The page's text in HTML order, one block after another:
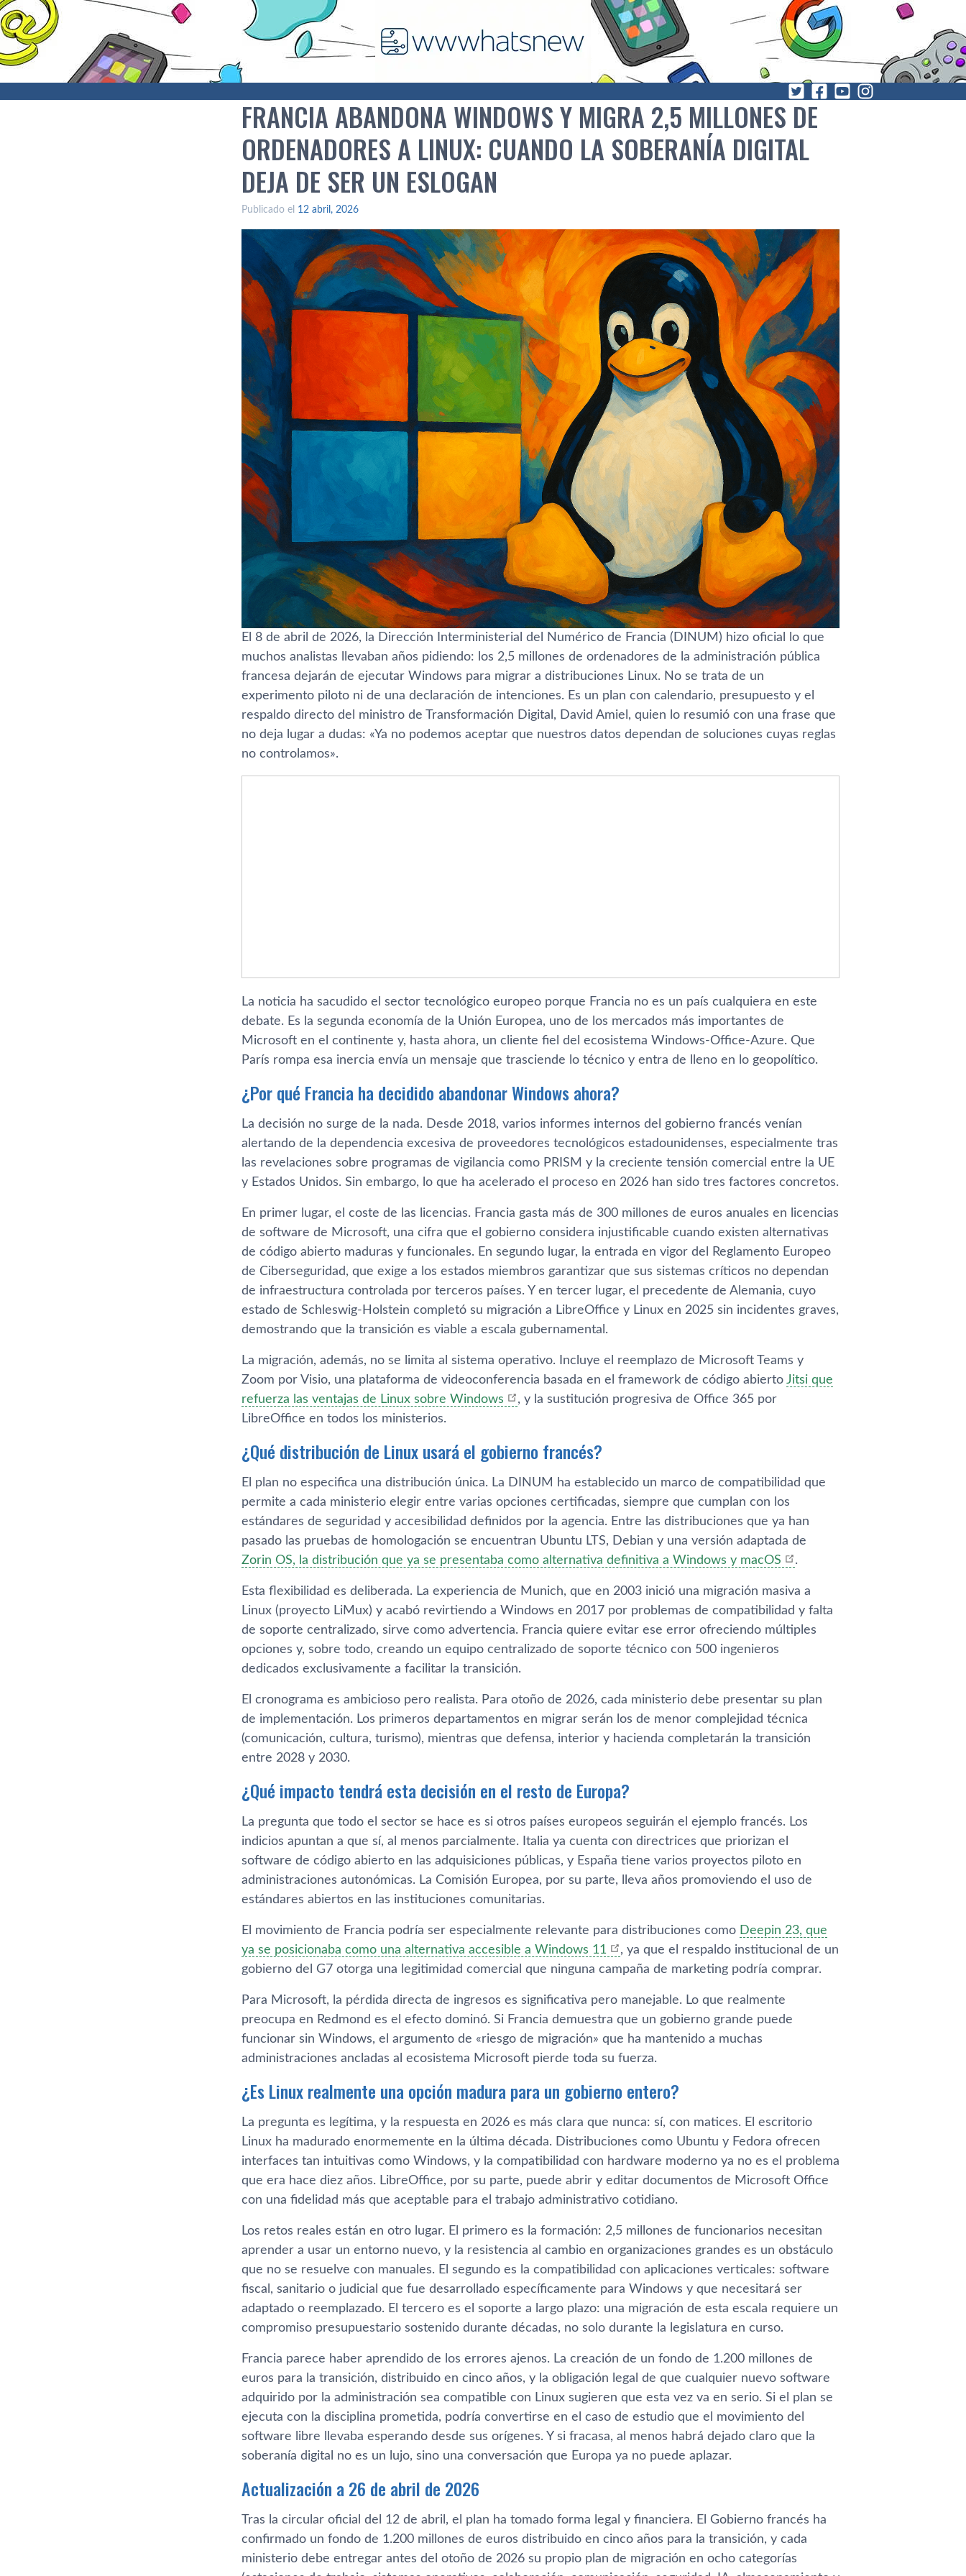
FRANCIA ABANDONA WINDOWS Y MIGRA 2,5 MILLONES DE
ORDENADORES A LINUX: CUANDO LA SOBERANÍA DIGITAL
DEJA DE SER UN ESLOGAN
Publicado el 12 abril, 2026
El 8 de abril de 2026, la Dirección Interministerial del Numérico de Francia (DINUM) hizo oficial lo que
muchos analistas llevaban años pidiendo: los 2,5 millones de ordenadores de la administración pública
francesa dejarán de ejecutar Windows para migrar a distribuciones Linux. No se trata de un
experimento piloto ni de una declaración de intenciones. Es un plan con calendario, presupuesto y el
respaldo directo del ministro de Transformación Digital, David Amiel, quien lo resumió con una frase que
no deja lugar a dudas: «Ya no podemos aceptar que nuestros datos dependan de soluciones cuyas reglas
no controlamos».
La noticia ha sacudido el sector tecnológico europeo porque Francia no es un país cualquiera en este
debate. Es la segunda economía de la Unión Europea, uno de los mercados más importantes de
Microsoft en el continente y, hasta ahora, un cliente fiel del ecosistema Windows-Office-Azure. Que
París rompa esa inercia envía un mensaje que trasciende lo técnico y entra de lleno en lo geopolítico.
¿Por qué Francia ha decidido abandonar Windows ahora?
La decisión no surge de la nada. Desde 2018, varios informes internos del gobierno francés venían
alertando de la dependencia excesiva de proveedores tecnológicos estadounidenses, especialmente tras
las revelaciones sobre programas de vigilancia como PRISM y la creciente tensión comercial entre la UE
y Estados Unidos. Sin embargo, lo que ha acelerado el proceso en 2026 han sido tres factores concretos.
En primer lugar, el coste de las licencias. Francia gasta más de 300 millones de euros anuales en licencias
de software de Microsoft, una cifra que el gobierno considera injustificable cuando existen alternativas
de código abierto maduras y funcionales. En segundo lugar, la entrada en vigor del Reglamento Europeo
de Ciberseguridad, que exige a los estados miembros garantizar que sus sistemas críticos no dependan
de infraestructura controlada por terceros países. Y en tercer lugar, el precedente de Alemania, cuyo
estado de Schleswig-Holstein completó su migración a LibreOffice y Linux en 2025 sin incidentes graves,
demostrando que la transición es viable a escala gubernamental.
La migración, además, no se limita al sistema operativo. Incluye el reemplazo de Microsoft Teams y
Zoom por Visio, una plataforma de videoconferencia basada en el framework de código abierto Jitsi que
refuerza las ventajas de Linux sobre Windows
, y la sustitución progresiva de Office 365 por
LibreOffice en todos los ministerios.
¿Qué distribución de Linux usará el gobierno francés?
El plan no especifica una distribución única. La DINUM ha establecido un marco de compatibilidad que
permite a cada ministerio elegir entre varias opciones certificadas, siempre que cumplan con los
estándares de seguridad y accesibilidad definidos por la agencia. Entre las distribuciones que ya han
pasado las pruebas de homologación se encuentran Ubuntu LTS, Debian y una versión adaptada de
Zorin OS, la distribución que ya se presentaba como alternativa definitiva a Windows y macOS
.
Esta flexibilidad es deliberada. La experiencia de Munich, que en 2003 inició una migración masiva a
Linux (proyecto LiMux) y acabó revirtiendo a Windows en 2017 por problemas de compatibilidad y falta
de soporte centralizado, sirve como advertencia. Francia quiere evitar ese error ofreciendo múltiples
opciones y, sobre todo, creando un equipo centralizado de soporte técnico con 500 ingenieros
dedicados exclusivamente a facilitar la transición.
El cronograma es ambicioso pero realista. Para otoño de 2026, cada ministerio debe presentar su plan
de implementación. Los primeros departamentos en migrar serán los de menor complejidad técnica
(comunicación, cultura, turismo), mientras que defensa, interior y hacienda completarán la transición
entre 2028 y 2030.
¿Qué impacto tendrá esta decisión en el resto de Europa?
La pregunta que todo el sector se hace es si otros países europeos seguirán el ejemplo francés. Los
indicios apuntan a que sí, al menos parcialmente. Italia ya cuenta con directrices que priorizan el
software de código abierto en las adquisiciones públicas, y España tiene varios proyectos piloto en
administraciones autonómicas. La Comisión Europea, por su parte, lleva años promoviendo el uso de
estándares abiertos en las instituciones comunitarias.
El movimiento de Francia podría ser especialmente relevante para distribuciones como Deepin 23, que
ya se posicionaba como una alternativa accesible a Windows 11
, ya que el respaldo institucional de un
gobierno del G7 otorga una legitimidad comercial que ninguna campaña de marketing podría comprar.
Para Microsoft, la pérdida directa de ingresos es significativa pero manejable. Lo que realmente
preocupa en Redmond es el efecto dominó. Si Francia demuestra que un gobierno grande puede
funcionar sin Windows, el argumento de «riesgo de migración» que ha mantenido a muchas
administraciones ancladas al ecosistema Microsoft pierde toda su fuerza.
¿Es Linux realmente una opción madura para un gobierno entero?
La pregunta es legítima, y la respuesta en 2026 es más clara que nunca: sí, con matices. El escritorio
Linux ha madurado enormemente en la última década. Distribuciones como Ubuntu y Fedora ofrecen
interfaces tan intuitivas como Windows, y la compatibilidad con hardware moderno ya no es el problema
que era hace diez años. LibreOffice, por su parte, puede abrir y editar documentos de Microsoft Office
con una fidelidad más que aceptable para el trabajo administrativo cotidiano.
Los retos reales están en otro lugar. El primero es la formación: 2,5 millones de funcionarios necesitan
aprender a usar un entorno nuevo, y la resistencia al cambio en organizaciones grandes es un obstáculo
que no se resuelve con manuales. El segundo es la compatibilidad con aplicaciones verticales: software
fiscal, sanitario o judicial que fue desarrollado específicamente para Windows y que necesitará ser
adaptado o reemplazado. El tercero es el soporte a largo plazo: una migración de esta escala requiere un
compromiso presupuestario sostenido durante décadas, no solo durante la legislatura en curso.
Francia parece haber aprendido de los errores ajenos. La creación de un fondo de 1.200 millones de
euros para la transición, distribuido en cinco años, y la obligación legal de que cualquier nuevo software
adquirido por la administración sea compatible con Linux sugieren que esta vez va en serio. Si el plan se
ejecuta con la disciplina prometida, podría convertirse en el caso de estudio que el movimiento del
software libre llevaba esperando desde sus orígenes. Y si fracasa, al menos habrá dejado claro que la
soberanía digital no es un lujo, sino una conversación que Europa ya no puede aplazar.
Actualización a 26 de abril de 2026
Tras la circular oficial del 12 de abril, el plan ha tomado forma legal y financiera. El Gobierno francés ha
confirmado un fondo de 1.200 millones de euros distribuido en cinco años para la transición, y cada
ministerio debe entregar antes del otoño de 2026 su propio plan de migración en ocho categorías